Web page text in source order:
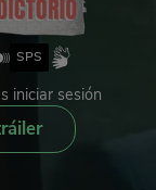
SPS
iniciar sesión